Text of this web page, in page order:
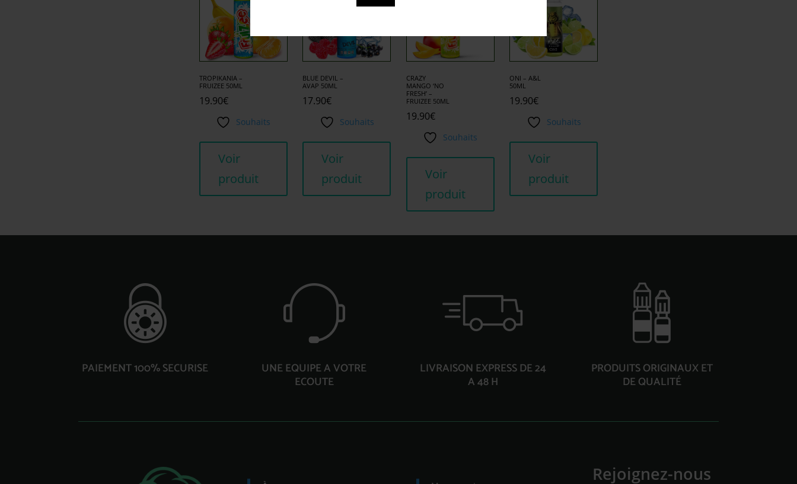
TROPIKANIA –
FRUIZEE 50ML
19.90€
Souhaits
Voir
produit
BLUE DEVIL –
AVAP 50ML
17.90€
Souhaits
Voir
produit
CRAZY
MANGO ‘NO
FRESH’ –
FRUIZEE 50ML
19.90€
Souhaits
Voir
produit
ONI – A&L
50ML
19.90€
Souhaits
Voir
produit
PAIEMENT 100% SECURISE UNE EQUIPE A VOTRE
ECOUTE
LIVRAISON EXPRESS DE 24
A 48 H
PRODUITS ORIGINAUX ET
DE QUALITÉ
Rejoignez-nous